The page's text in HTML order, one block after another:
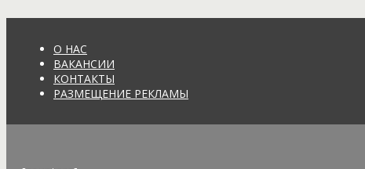
О НАС
ВАКАНСИИ
КОНТАКТЫ
РАЗМЕЩЕНИЕ РЕКЛАМЫ